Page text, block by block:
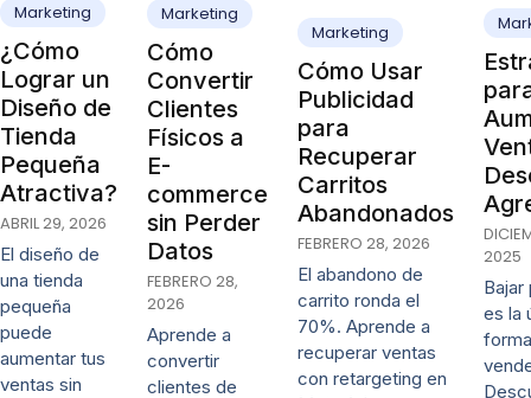
Marketing
¿Cómo
Lograr un
Diseño de
Tienda
Pequeña
Atractiva?
ABRIL 29, 2026
El diseño de
una tienda
pequeña
puede
aumentar tus
ventas sin
Marketing
Cómo
Convertir
Clientes
Físicos a
E-
commerce
sin Perder
Datos
FEBRERO 28,
2026
Aprende a
convertir
clientes de
Marketing
Cómo Usar
Publicidad
para
Recuperar
Carritos
Abandonados
FEBRERO 28, 2026
El abandono de
carrito ronda el
70%. Aprende a
recuperar ventas
con retargeting en
2025
es la